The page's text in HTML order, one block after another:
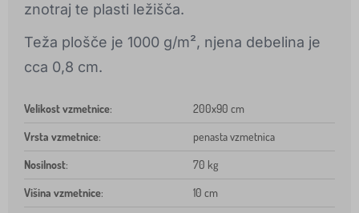
znotraj te plasti ležišča.
Teža plošče je 1000 g/m², njena debelina je
cca 0,8 cm.
Velikost vzmetnice: 200x90 cm
Vrsta vzmetnice: penasta vzmetnica
Nosilnost: 70 kg
Višina vzmetnice: 10 cm